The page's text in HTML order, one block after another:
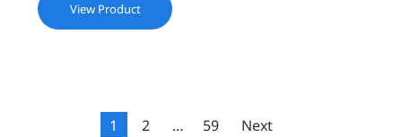
View Product
1 2 … 59 Next